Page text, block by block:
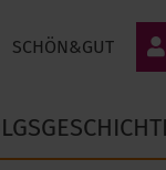
SCHÖN&GUT